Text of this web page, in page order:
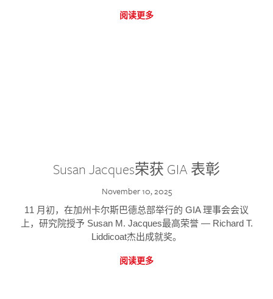
阅读更多
Susan Jacques荣获 GIA 表彰
November 10, 2025
11 月初，在加州卡尔斯巴德总部举行的 GIA 理事会会议
上，研究院授予 Susan M. Jacques最高荣誉 — Richard T.
Liddicoat杰出成就奖。
阅读更多